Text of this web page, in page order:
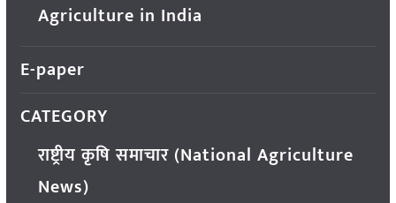
Agriculture in India
E-paper
CATEGORY
राष्ट्रीय कृषि समाचार (National Agriculture
News)